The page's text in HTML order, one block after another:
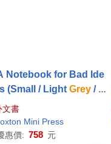
Notebook for Bad Ide
(Small / Light Grey/ Li
A Perfect Noteboo
in Which to Risk Imper
fection
文書
MiniPress
惠價: 758 元